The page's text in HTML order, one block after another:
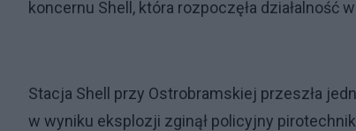
koncernu Shell, która rozpoczęła działalność
Stacja Shell przy Ostrobramskiej przeszła
w wyniku eksplozji zginął policyjny